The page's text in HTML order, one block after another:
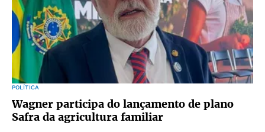
POLÍTICA
Wagner participa do lançamento de plano
Safra da agricultura familiar